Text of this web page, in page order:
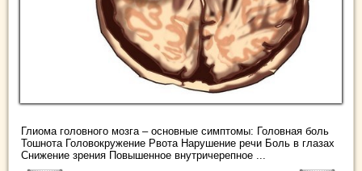
Глиома головного мозга – основные симптомы: Головная боль
Тошнота Головокружение Рвота Нарушение речи Боль в глазах
Снижение зрения Повышенное внутричерепное ...